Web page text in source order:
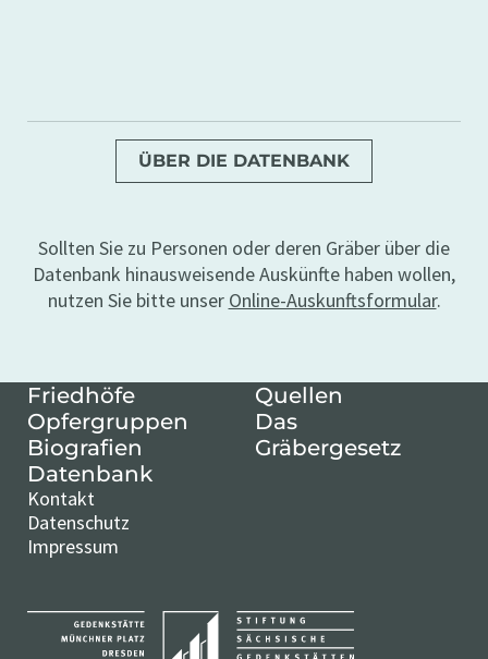
ÜBER DIE DATENBANK
Sollten Sie zu Personen oder deren Gräber über die
Datenbank hinausweisende Auskünfte haben wollen,
nutzen Sie bitte unser Online-Auskunftsformular.
Friedhöfe
Opfergruppen
Biografien
Datenbank
Quellen
Das
Gräbergesetz
Kontakt
Datenschutz
Impressum